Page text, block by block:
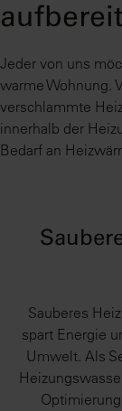
Jeder von uns
warme Wohnung.
verschlammte
innerhalb der
Bedarf an
Sauberes
spart Energie
Umwelt. Als